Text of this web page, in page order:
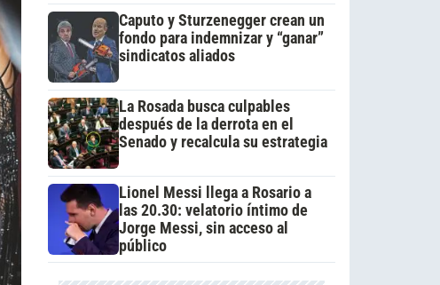
Caputo y Sturzenegger crean un
fondo para indemnizar y “ganar”
sindicatos aliados
La Rosada busca culpables
después de la derrota en el
Senado y recalcula su estrategia
Lionel Messi llega a Rosario a
las 20.30: velatorio íntimo de
Jorge Messi, sin acceso al
público